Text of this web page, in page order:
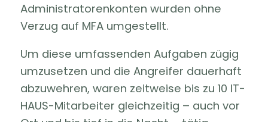
Administratorenkonten wurden ohne
Verzug auf MFA umgestellt.
Um diese umfassenden Aufgaben zügig
umzusetzen und die Angreifer dauerhaft
abzuwehren, waren zeitweise bis zu 10 IT-
HAUS-Mitarbeiter gleichzeitig – auch vor